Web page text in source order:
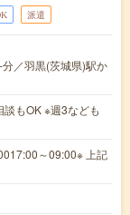
派遣
／羽黒(茨城県)駅か
もOK ※週3なども
～09:00※ 上記